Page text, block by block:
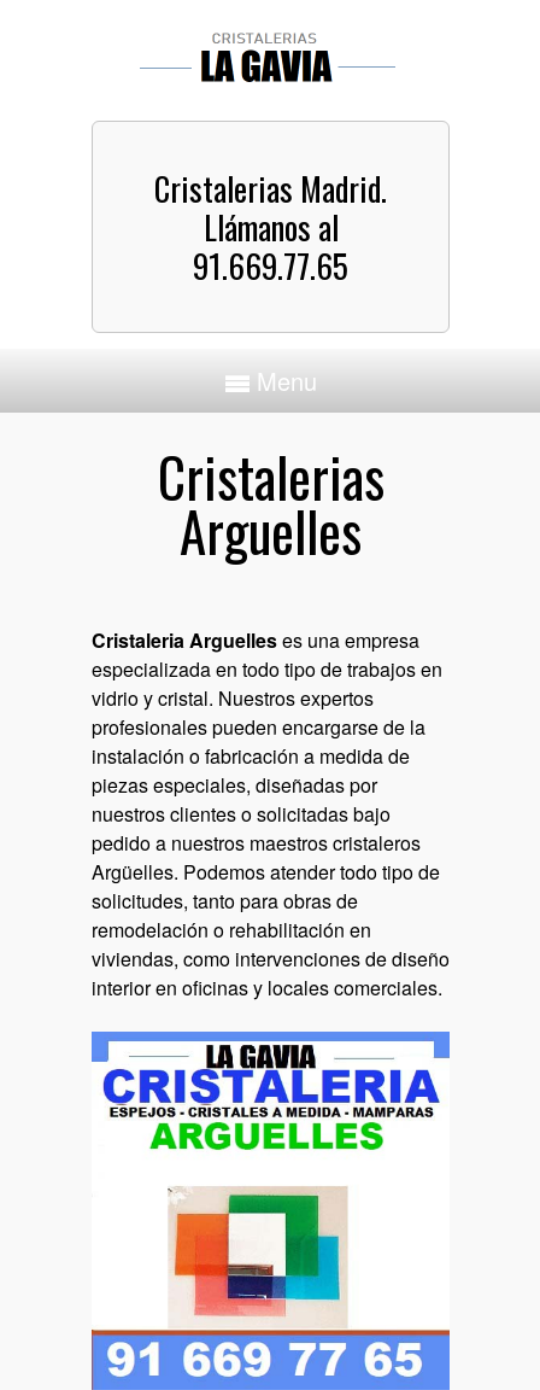
Cristalerias Madrid.
Llámanos al
91.669.77.65
Menu
Cristalerias
Arguelles
Cristaleria Arguelleses una empresa
especializada en todo tipo de trabajos en
vidrio y cristal. Nuestros expertos
profesionales pueden encargarse de la
instalación o fabricación a medida de
piezas especiales, diseñadas por
nuestros clientes o solicitadas bajo
pedido a nuestros maestros cristaleros
Argüelles. Podemos atender todo tipo de
solicitudes, tanto para obras de
remodelación o rehabilitación en
viviendas, como intervenciones de diseño
interior en oficinas y locales comerciales.